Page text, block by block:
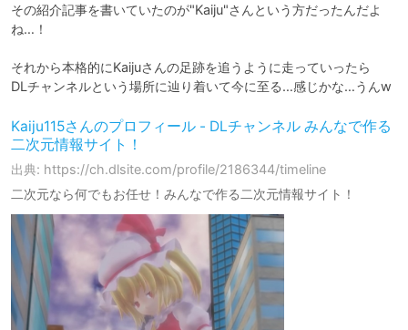
その紹介記事を書いていたのが"Kaiju"さんという方だったんだよ
ね…！
それから本格的にKaijuさんの足跡を追うように走っていったら
DLチャンネルという場所に辿り着いて今に至る…感じかな…うんw
Kaiju115さんのプロフィール - DLチャンネル みんなで作る
二次元情報サイト！
出典: https://ch.dlsite.com/profile/2186344/timeline
二次元なら何でもお任せ！みんなで作る二次元情報サイト！